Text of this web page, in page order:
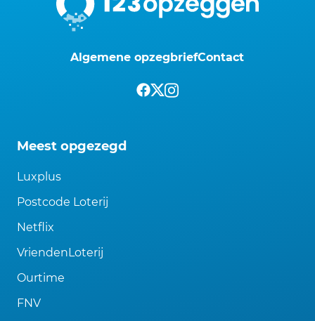
Algemene opzegbriefContact
Meest opgezegd
Luxplus
Postcode Loterij
Netflix
VriendenLoterij
Ourtime
FNV